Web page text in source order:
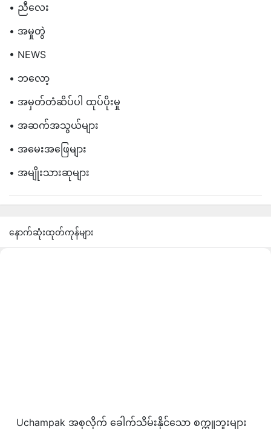
• ညီလေး
• အမှုတွဲ
• NEWS
• ဘလော့
• အမှတ်တံဆိပ်ပါ ထုပ်ပိုးမှု
• အဆက်အသွယ်များ
• အမေးအဖြေများ
• အမျိုးသားဆုများ
နောက်ဆုံးထုတ်ကုန်များ
Uchampak အစုလိုက် ခေါက်သိမ်းနိုင်သော စက္ကူဘူးများ